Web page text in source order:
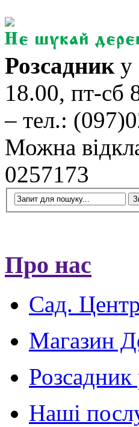
Розсаднику
18.00, пт-сб
– тел.:
Можна
0257173
Про нас
Сад.
Магазин
Наші